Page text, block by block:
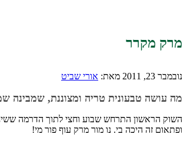
מרק מקרר
נובמבר 23, 2011 מאת: אורי שביט
מה עושה טבעונית טריה ומצוננת, שמבינה
השוק הראשון התרחש שבוע וחצי לתוך הדרמה
ופתאום זה היכה בי. נו מור מרק עוף פור מי!